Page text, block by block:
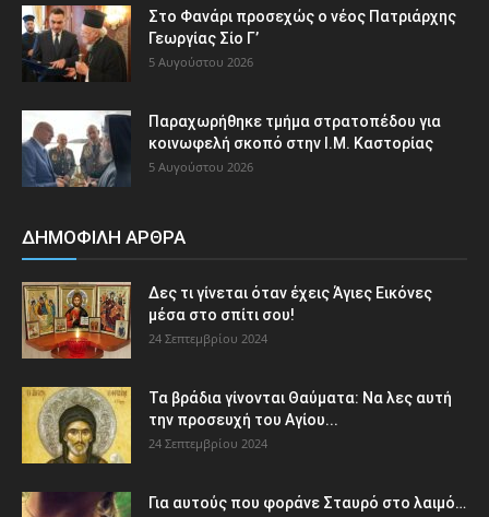
Στο Φανάρι προσεχώς ο νέος Πατριάρχης
Γεωργίας Σίο Γ’
5 Αυγούστου 2026
Παραχωρήθηκε τμήμα στρατοπέδου για
κοινωφελή σκοπό στην Ι.Μ. Καστορίας
5 Αυγούστου 2026
ΔΗΜΟΦΙΛΗ ΑΡΘΡΑ
Δες τι γίνεται όταν έχεις Άγιες Εικόνες
μέσα στο σπίτι σου!
24 Σεπτεμβρίου 2024
Τα βράδια γίνονται Θαύματα: Να λες αυτή
την προσευχή του Αγίου...
24 Σεπτεμβρίου 2024
Για αυτούς που φοράνε Σταυρό στο λαιμό…